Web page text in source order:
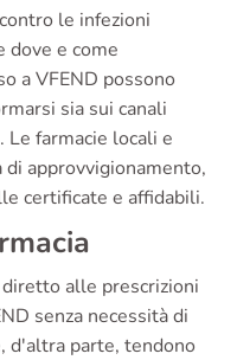
le infezioni
dove e come
a VFEND possono
sia sui canali
farmacie locali e
approvvigionamento,
certificate e affidabili.
alle prescrizioni
senza necessità di
d'altra parte, tendono